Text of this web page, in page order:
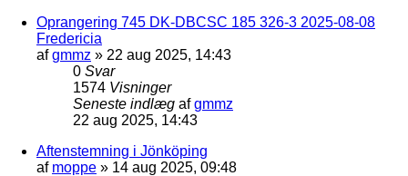
Oprangering 745 DK-DBCSC 185 326-3 2025-08-08
Fredericia
afgmmz » 22 aug 2025, 14:43
0 Svar
1574 Visninger
Seneste indlæg afgmmz
22 aug 2025, 14:43
Aftenstemning i Jönköping
af moppe » 14 aug 2025, 09:48